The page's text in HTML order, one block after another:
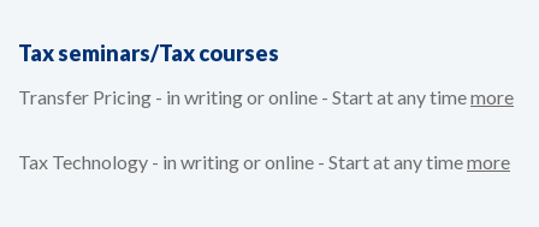
Tax seminars/Tax courses
Transfer Pricing - in writing or online - Start at any timemore
Tax Technology - in writing or online - Start at any timemore